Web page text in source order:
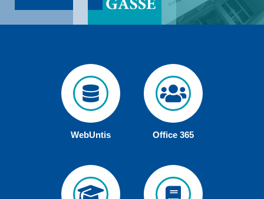
WebUntis Office 365